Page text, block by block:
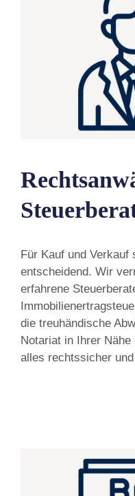
Für Kauf und
entscheidend. Wir
erfahrene
die treuhändische
Notariat in Ihrer
alles rechtssicher